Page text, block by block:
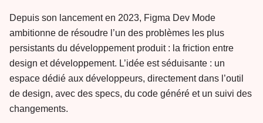
Depuis son lancement en 2023, Figma Dev Mode
ambitionne de résoudre l’un des problèmes les plus
persistants du développement produit : la friction entre
design et développement. L’idée est séduisante : un
espace dédié aux développeurs, directement dans l’outil
de design, avec des specs, du code généré et un suivi des
changements.